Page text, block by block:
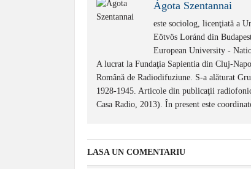
Ágota Szentannai
este sociolog, licenţiată a
Eötvös Loránd din
European University -
A lucrat la Fundaţia Sapientia din Cluj-
Română de Radiodifuziune. S-a alăturat
1928-1945. Articole din publicaţii
Casa Radio, 2013). În present este
LASA UN COMENTARIU